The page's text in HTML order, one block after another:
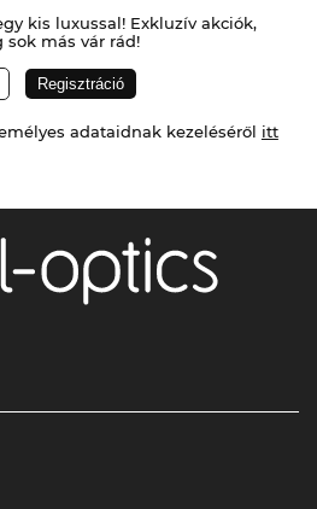
kis luxussal! Exkluzív akciók,
más vár rád!
adataidnak kezeléséről itt